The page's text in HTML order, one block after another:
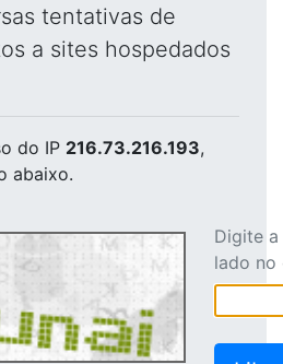
tentativas de
a sites hospedados
do IP 216.73.216.193,
abaixo.
Digite
lado no